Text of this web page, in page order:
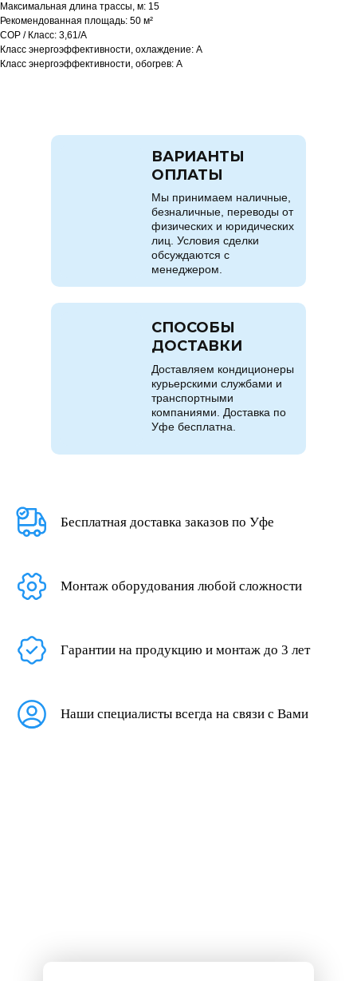
Максимальная длина трассы, м: 15
Рекомендованная площадь: 50 м²
COP / Класс: 3,61/А
Класс энергоэффективности, охлаждение: A
Класс энергоэффективности, обогрев: A
Мы принимаем наличные,
безналичные, переводы от
физических и юридических
лиц. Условия сделки
обсуждаются с
менеджером.
ВАРИАНТЫ
ОПЛАТЫ
Доставляем кондиционеры
курьерскими службами и
транспортными
компаниями. Доставка по
Уфе бесплатна.
СПОСОБЫ
ДОСТАВКИ
Бесплатная доставка заказов по Уфе
Монтаж оборудования любой сложности
Гарантии на продукцию и монтаж до 3 лет
Наши специалисты всегда на связи с Вами